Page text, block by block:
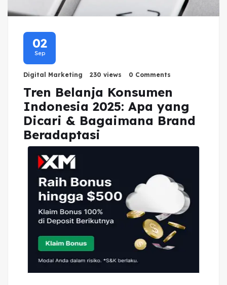
02
Sep
Digital Marketing 230 views 0 Comments
Tren Belanja Konsumen
Indonesia 2025: Apa yang
Dicari & Bagaimana Brand
Beradaptasi